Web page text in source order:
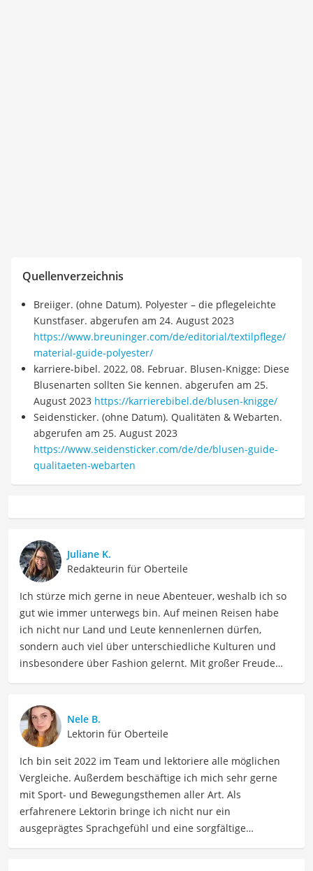
Quellenverzeichnis
Breiiger. (ohne Datum). Polyester – die pflegeleichte
Kunstfaser. abgerufen am 24. August 2023
https://www.breuninger.com/de/editorial/textilpflege/
material-guide-polyester/
karriere-bibel. 2022, 08. Februar. Blusen-Knigge: Diese
Blusenarten sollten Sie kennen. abgerufen am 25.
August 2023 https://karrierebibel.de/blusen-knigge/
Seidensticker. (ohne Datum). Qualitäten & Webarten.
abgerufen am 25. August 2023
https://www.seidensticker.com/de/de/blusen-guide-
qualitaeten-webarten
Juliane K.
Redakteurin für Oberteile
Ich stürze mich gerne in neue Abenteuer, weshalb ich so
gut wie immer unterwegs bin. Auf meinen Reisen habe
ich nicht nur Land und Leute kennenlernen dürfen,
sondern auch viel über unterschiedliche Kulturen und
insbesondere über Fashion gelernt. Mit großer Freude
teilen. Meine Beiträge umfassen Modetrends,
Stylingtipps, Produktbewertungen und Modeinspirationen
für verschiedene Anlässe.
Der Weiße Blusen-Vergleich ist aus unserer Sicht
besonders empfehlenswert fürBlusen-Begeisterte.
Nele B.
Lektorin für Oberteile
Ich bin seit 2022 im Team und lektoriere alle möglichen
Vergleiche. Außerdem beschäftige ich mich sehr gerne
mit Sport- und Bewegungsthemen aller Art. Als
erfahrenere Lektorin bringe ich nicht nur ein
ausgeprägtes Sprachgefühl und eine sorgfältige